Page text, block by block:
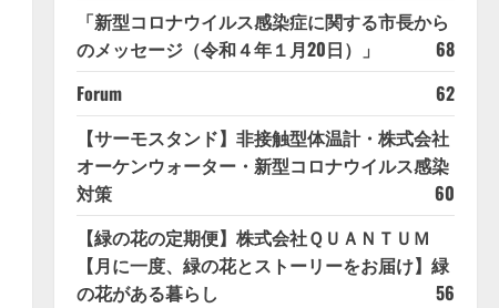
「新型コロナウイルス感染症に関する市長から
のメッセージ（令和４年１月20日）」
68
Forum
62
【サーモスタンド】非接触型体温計・株式会社
オーケンウォーター・新型コロナウイルス感染
対策
60
【緑の花の定期便】株式会社ＱＵＡＮＴＵＭ
【月に一度、緑の花とストーリーをお届け】緑
の花がある暮らし
56